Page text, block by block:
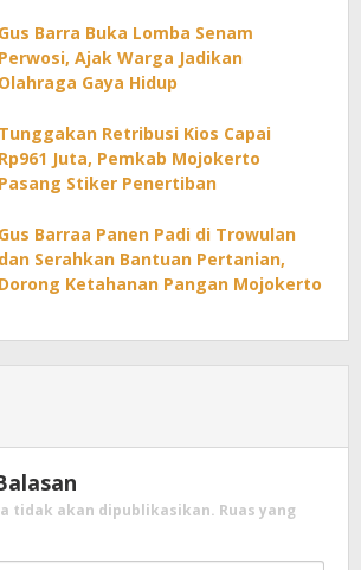
Gus Barra Buka Lomba Senam
Perwosi, Ajak Warga Jadikan
Olahraga Gaya Hidup
Tunggakan Retribusi Kios Capai
Rp961 Juta, Pemkab Mojokerto
Pasang Stiker Penertiban
Gus Barraa Panen Padi di Trowulan
dan Serahkan Bantuan Pertanian,
Dorong Ketahanan Pangan Mojokerto
tidak akan dipublikasikan. Ruas yang